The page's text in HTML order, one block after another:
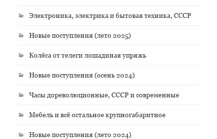
Электроника, электрика и бытовая техника, СССР
Новые поступления (лето 2025)
Колёса от телеги лошадиная упряжь
Новые поступления (осень 2024)
Часы дореволюционные, СССР и современные
Мебель и всё остальное крупногабаритное
Новые поступления (лето 2024)